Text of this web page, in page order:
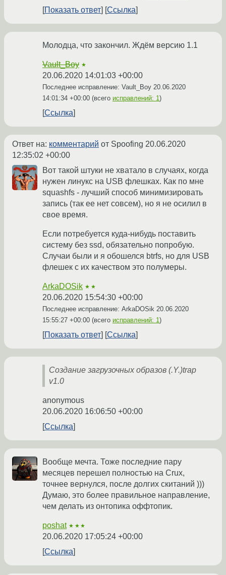
Показать ответ Ссылка
Молодца, что закончил. Ждём версию 1.1
Vault_Boy ★
20.06.2020 14:01:03 +00:00
Последнее исправление: Vault_Boy 20.06.2020
14:01:34 +00:00 (всего исправлений: 1)
Ссылка
Ответ на: комментарий от Spoofing 20.06.2020
12:35:02 +00:00
Вот такой штуки не хватало в случаях, когда
нужен линукс на USB флешках. Как по мне
squashfs - лучший способ минимизировать
запись (так ее нет совсем), но я не осилил в
свое время.
Если потребуется куда-нибудь поставить
систему без ssd, обязательно попробую.
Случаи были и я обошелся btrfs, но для USB
флешек с их качеством это полумеры.
ArkaDOSik ★★
20.06.2020 15:54:30 +00:00
Последнее исправление: ArkaDOSik 20.06.2020
15:55:27 +00:00 (всего исправлений: 1)
Показать ответ Ссылка
Создание загрузочных образов (.Y.)trap
v1.0
anonymous
20.06.2020 16:06:50 +00:00
Ссылка
Вообще мечта. Тоже последние пару
месяцев перешел полностью на Crux,
точнее вернулся, после долгих скитаний )))
Думаю, это более правильное направление,
чем делать из онтопика оффтопик.
poshat ★★★
20.06.2020 17:05:24 +00:00
Ссылка